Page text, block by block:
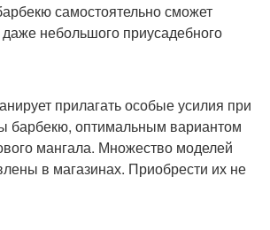
самостоятельно сможет
небольшого приусадебного
прилагать особые усилия при
барбекю, оптимальным вариантом
мангала. Множество моделей
в магазинах. Приобрести их не